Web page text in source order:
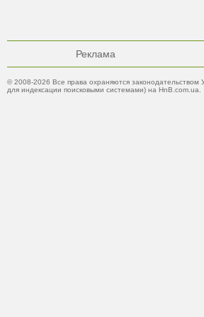
Реклама
© 2008-2026 Все права охраняются
для индексации поисковыми системами) на HnB.com.ua.